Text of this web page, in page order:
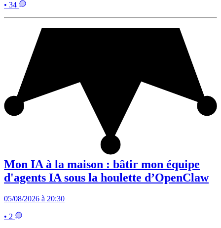
• 34
Mon IA à la maison : bâtir mon équipe
d'agents IA sous la houlette d’OpenClaw
05/08/2026 à 20:30
• 2